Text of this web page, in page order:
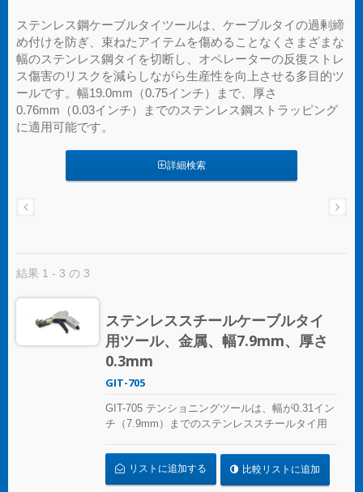
ステンレス鋼ケーブルタイツールは、ケーブルタイの過剰締
め付けを防ぎ、束ねたアイテムを傷めることなくさまざまな
幅のステンレス鋼タイを切断し、オペレーターの反復ストレ
ス傷害のリスクを減らしながら生産性を向上させる多目的ツ
ールです。幅19.0mm（0.75インチ）まで、厚さ
0.76mm（0.03インチ）までのステンレス鋼ストラッピング
に適用可能です。
詳細検索
結果 1 - 3 の 3
ステンレススチールケーブルタイ
用ツール、金属、幅7.9mm、厚さ
0.3mm
GIT-705
GIT-705 テンショニングツールは、幅が0.31イン
チ（7.9mm）までのステンレススチールタイ用
ションし、切断します。テンショニングツール
は、多くのサイクルにわたって一貫した使用を
提供し、快適さとコントロールのために人間工
リストに追加する 比較リストに追加